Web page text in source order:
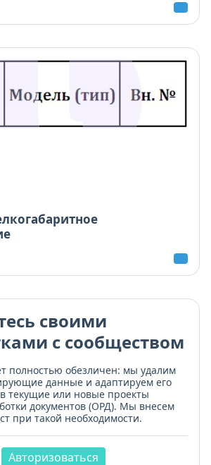
своими
с сообществом
полностью обезличен: мы удалим
данные и адаптируем его
текущие или новые проекты
документов (ОРД). Мы внесем
при такой необходимости.
Авторизоваться